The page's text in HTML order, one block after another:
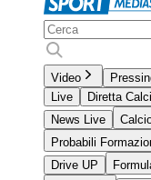
Video
Live
Diretta
News Live
Probabili
Drive UP